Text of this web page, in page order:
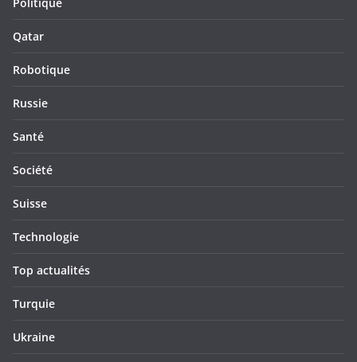
Qatar
Robotique
Russie
Santé
Société
Suisse
Technologie
Top actualités
Turquie
Ukraine